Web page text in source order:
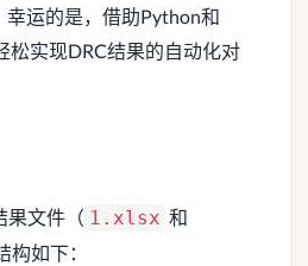
运的是，借助Python和
松实现DRC结果的自动化对
果文件（ 1.xlsx 和
构如下：